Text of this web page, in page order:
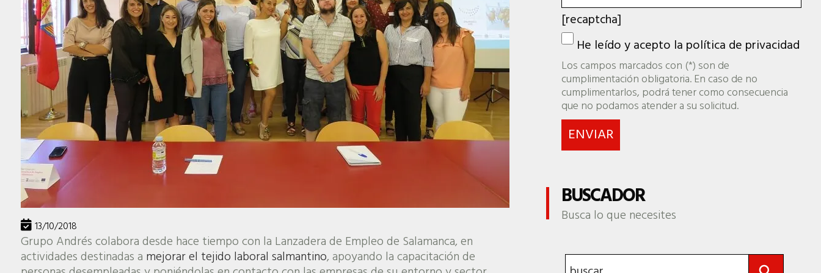
13/10/2018
Grupo Andrés colabora desde hace tiempo con la Lanzadera de Empleo de Salamanca, en
actividades destinadas a mejorar el tejido laboral salmantino, apoyando la capacitación de
[recaptcha]
He leído y acepto la política de privacidad
Los campos marcados con (*) son de
cumplimentación obligatoria. En caso de no
cumplimentarlos, podrá tener como consecuencia
que no podamos atender a su solicitud.
BUSCADOR
Busca lo que necesites